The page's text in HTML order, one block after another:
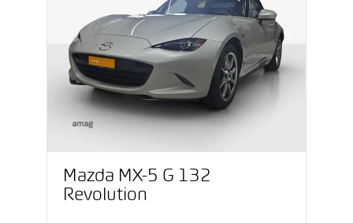
Mazda MX-5 G 132
Revolution